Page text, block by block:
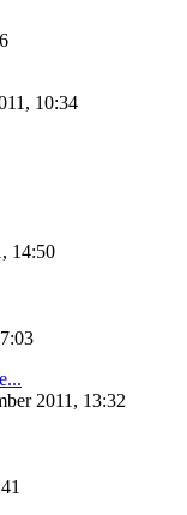
10:34
14:50
2011, 13:32